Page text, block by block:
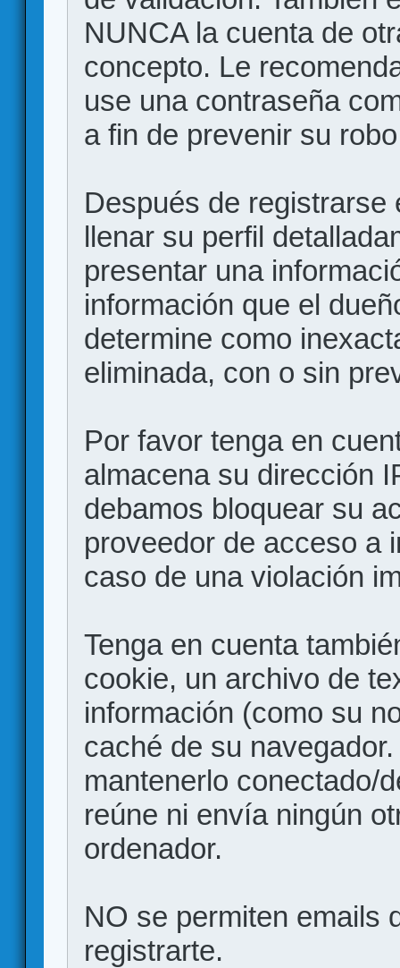
NUNCA la cuenta de
concepto. Le
use una contraseña
a fin de prevenir su
Después de registrarse
llenar su perfil
presentar una
información que el
determine como
eliminada, con o sin
Por favor tenga en
almacena su dirección
debamos bloquear su
proveedor de acceso a
caso de una violación
Tenga en cuenta
cookie, un archivo de
información (como su
caché de su
mantenerlo conectado/
reúne ni envía ningún
ordenador.
NO se permiten emails
registrarte.